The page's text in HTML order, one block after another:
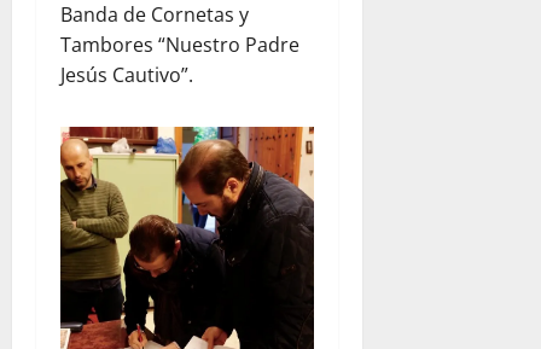
Banda de Cornetas y
Tambores “Nuestro Padre
Jesús Cautivo”.